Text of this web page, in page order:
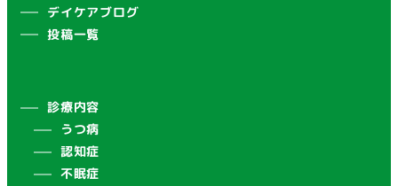
デイケアブログ
投稿一覧
診療内容
うつ病
認知症
不眠症